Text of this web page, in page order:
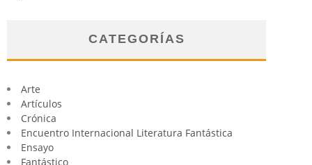
CATEGORÍAS
Arte
Artículos
Crónica
Encuentro Internacional Literatura Fantástica
Ensayo
Fantástico